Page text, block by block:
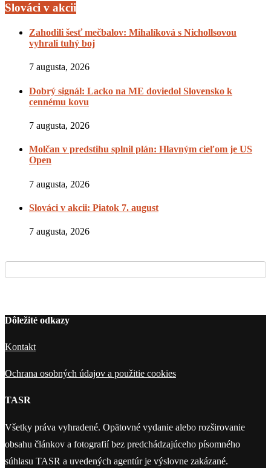
Slováci v akcii
Zahodili šesť mečbalov: Mihalíková s Nichollsovou
vyhrali tuhý boj
7 augusta, 2026
Dobrý signál: Lacko na ME doviedol Slovensko k
cennému kovu
7 augusta, 2026
Molčan v predstihu splnil plán: Hlavným cieľom je US
Open
7 augusta, 2026
Slováci v akcii: Piatok 7. august
7 augusta, 2026
Dôležité odkazy
Kontakt
Ochrana osobných údajov a použitie cookies
TASR
Všetky práva vyhradené. Opätovné vydanie alebo rozširovanie
obsahu článkov a fotografií bez predchádzajúceho písomného
súhlasu TASR a uvedených agentúr je výslovne zakázané.